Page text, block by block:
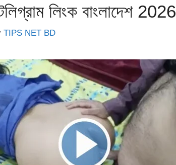
লিংক বাংলাদেশ 2026
TIPS NET BD